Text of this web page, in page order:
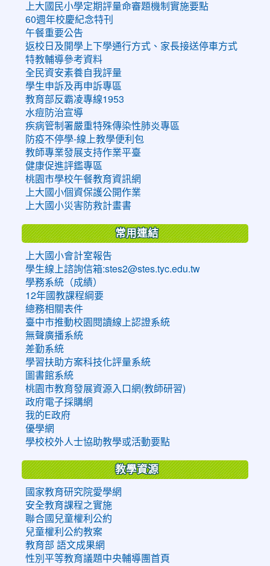
上大國民小學定期評量命審題機制實施要點
60週年校慶紀念特刊
午餐重要公告
返校日及開學上下學通行方式、家長接送停車方式
特教輔導參考資料
全民資安素養自我評量
學生申訴及再申訴專區
教育部反霸凌專線1953
水痘防治宣導
疾病管制署嚴重特殊傳染性肺炎專區
防疫不停學-線上教學便利包
教師專業發展支持作業平臺
健康促進評鑑專區
桃園市學校午餐教育資訊網
上大國小個資保護公開作業
上大國小災害防救計畫書
常用連結
上大國小會計室報告
學生線上諮詢信箱:stes2@stes.tyc.edu.tw
學務系統（成績）
12年國教課程綱要
總務相關表件
臺中市推動校園閱讀線上認證系統
無聲廣播系統
差勤系統
學習扶助方案科技化評量系統
圖書館系統
桃園市教育發展資源入口網(教師研習)
政府電子採購網
我的E政府
優學網
學校校外人士協助教學或活動要點
教學資源
國家教育研究院愛學網
安全教育課程之實施
聯合國兒童權利公約
兒童權利公約教案
教育部 語文成果網
性別平等教育議題中央輔導團首頁